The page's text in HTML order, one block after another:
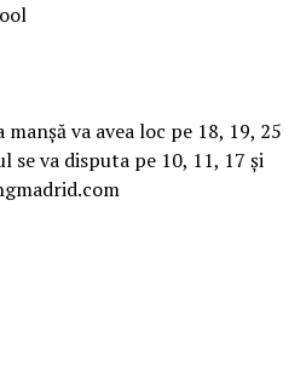
va avea loc pe 18, 19, 25
va disputa pe 10, 11, 17 și